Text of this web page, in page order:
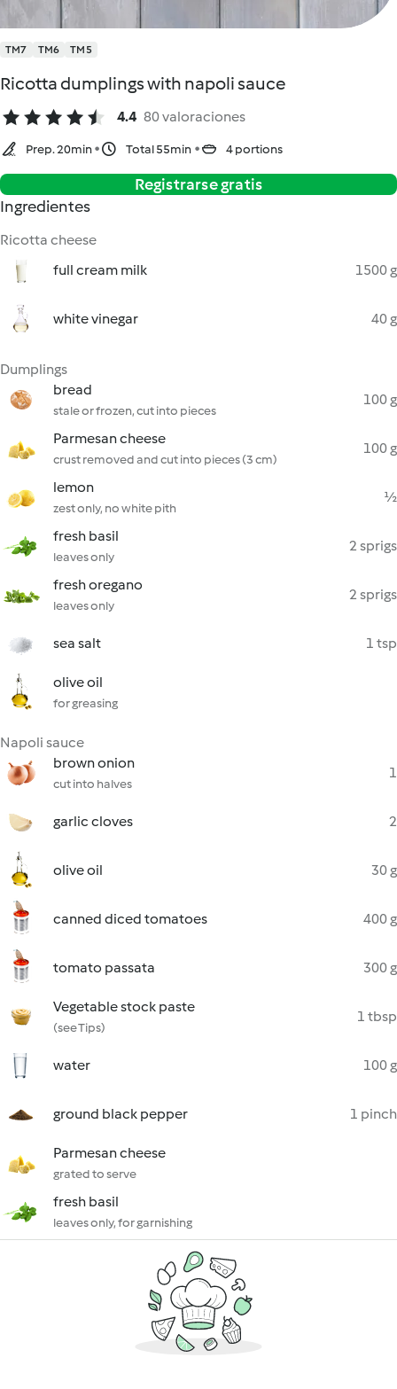
TM7 TM6 TM5
Ricotta dumplings with napoli sauce
4.4 80 valoraciones
Prep. 20min Total 55min 4 portions
Registrarse gratis
Ingredientes
Ricotta cheese
full cream milk
1500 g
white vinegar 40 g
Dumplings
bread
stale or frozen, cut into pieces
100 g
Parmesan cheese
crust removed and cut into pieces (3 cm)
100 g
lemon
zest only, no white pith
½
fresh basil
leaves only
2 sprigs
fresh oregano
leaves only
2 sprigs
sea salt 1 tsp
olive oil
for greasing
Napoli sauce
brown onion
cut into halves
1
garlic cloves 2
olive oil 30 g
canned diced tomatoes 400 g
tomato passata 300 g
Vegetable stock paste
(see Tips)
1 tbsp
water 100 g
ground black pepper 1 pinch
Parmesan cheese
grated to serve
fresh basil
leaves only, for garnishing